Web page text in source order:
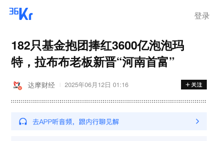
登录
182只基金抱团捧红3600亿泡泡玛
特，拉布布老板新晋“河南首富”
达摩财经 2025年06月12日 01:16